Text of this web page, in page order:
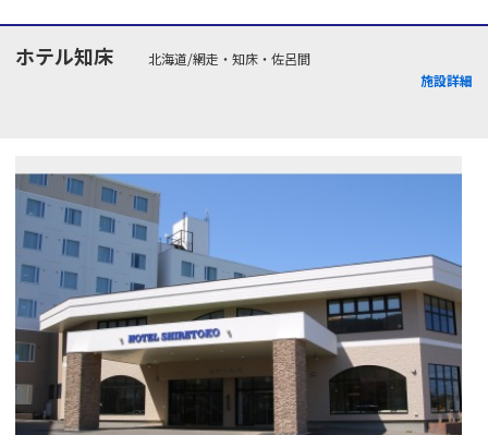
ホテル知床
北海道/網走・知床・佐呂間
施設詳細